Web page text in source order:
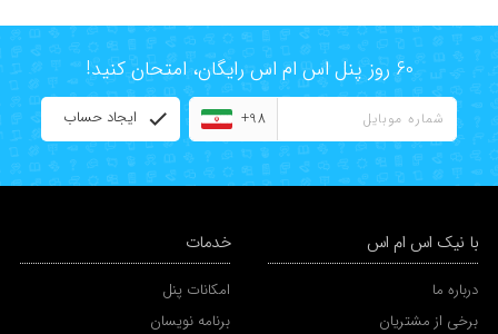
60 روز پنل اس ام اس رایگان، امتحان کنید!
+98 ایجاد حساب
با نیک اس ام اس
درباره ما
برخی از مشتریان
خدمات
امکانات پنل
برنامه نویسان